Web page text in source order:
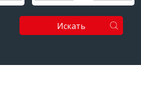
Искать